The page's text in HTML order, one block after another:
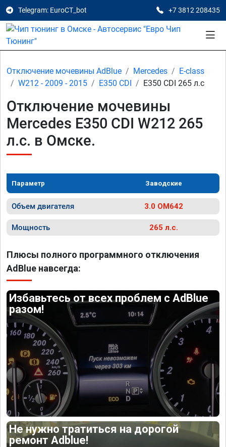
Telegram: EuroCT_bot +7 3812 208435
Отключение мочевины AdBlue Mercedes
E-class
W212 - 2009 - 2015
E350 CDI E350 CDI 265 л.с
Отключение мочевины
Mercedes E350 CDI W212 265
л.с. в Омске.
Параметр Заводские
Объем двигателя 3.0 OM642
Мощность 265 л.с.
Плюсы полного программного отключения
AdBlue навсегда:
Избавьтесь от всех проблем с AdBlue
разом!
Не нужно тратиться на дорогой
ремонт Adblue!